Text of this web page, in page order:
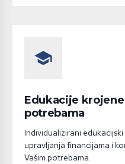
school
Edukacije
potrebama
Individualizirani
upravljanja financijama i
Vašim potrebama.